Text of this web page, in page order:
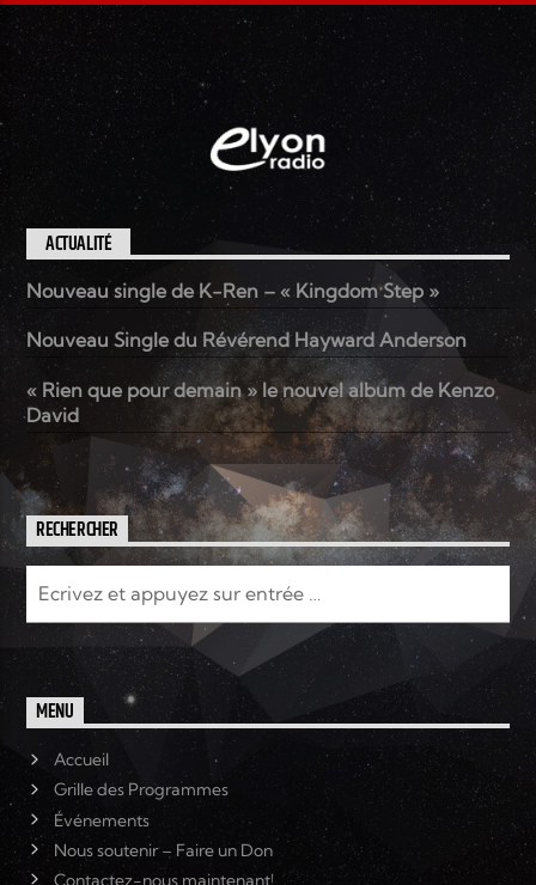
ACTUALITÉ
Nouveau single de K-Ren – « Kingdom Step »
Nouveau Single du Révérend Hayward Anderson
« Rien que pour demain » le nouvel album de Kenzo
David
RECHERCHER
MENU
Accueil
Grille des Programmes
Événements
Nous soutenir – Faire un Don
Contactez-nous maintenant!